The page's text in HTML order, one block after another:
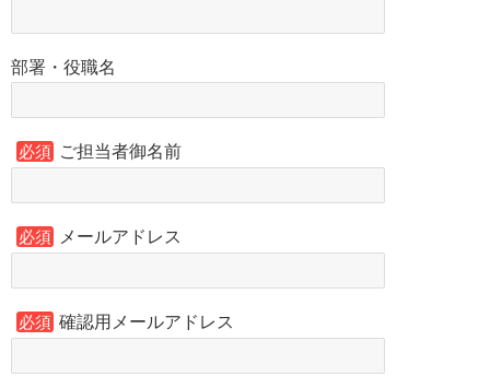
部署・役職名
必須 ご担当者御名前
必須 メールアドレス
必須 確認用メールアドレス